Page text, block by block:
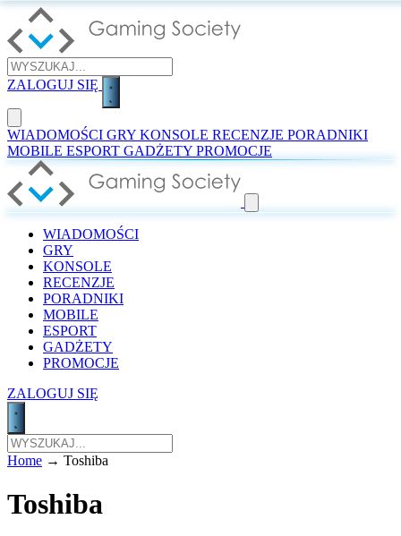
ZALOGUJ SIĘ
WIADOMOŚCI GRY KONSOLE RECENZJE PORADNIKI
MOBILE ESPORT GADŻETY PROMOCJE
WIADOMOŚCI
GRY
KONSOLE
RECENZJE
PORADNIKI
MOBILE
ESPORT
GADŻETY
PROMOCJE
ZALOGUJ SIĘ
Home → Toshiba
Toshiba